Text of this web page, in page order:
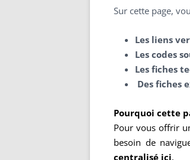
Sur cette page,
Les liens
Les codes
Les fiches
Des fiches
Pourquoi cette
Pour vous offrir
besoin de
centralisé ici.